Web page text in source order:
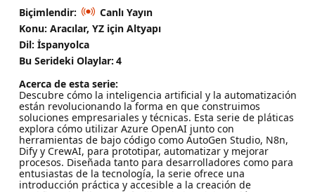
Biçimlendir:
Canlı Yayın
Konu: Aracılar, YZ için Altyapı
Dil: İspanyolca
Bu Serideki Olaylar: 4
Acerca de esta serie:
Descubre cómo la inteligencia artificial y la automatización
están revolucionando la forma en que construimos
soluciones empresariales y técnicas. Esta serie de pláticas
explora cómo utilizar Azure OpenAI junto con
herramientas de bajo código como AutoGen Studio, N8n,
Dify y CrewAI, para prototipar, automatizar y mejorar
procesos. Diseñada tanto para desarrolladores como para
entusiastas de la tecnología, la serie ofrece una
introducción práctica y accesible a la creación de